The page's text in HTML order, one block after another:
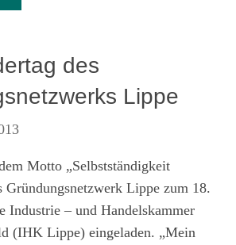
des
Lippe
Motto „Selbstständigkeit
Gründungsnetzwerk Lippe zum 18.
Industrie – und Handelskammer
(IHK Lippe) eingeladen. „Mein